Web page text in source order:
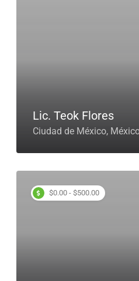
Lic. Teok Flores
Ciudad de México,
$0.00 - $500.00